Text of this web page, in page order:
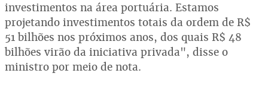
investimentos na área portuária. Estamos
projetando investimentos totais da ordem de R$
51 bilhões nos próximos anos, dos quais R$ 48
bilhões virão da iniciativa privada", disse o
ministro por meio de nota.